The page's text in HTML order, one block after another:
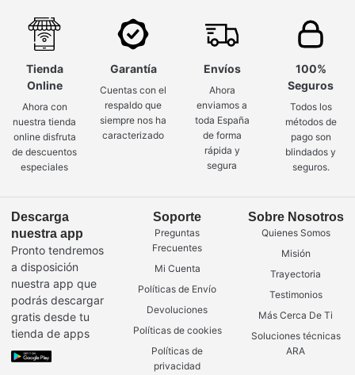
Tienda
Online
Ahora con
nuestra tienda
online disfruta
de descuentos
especiales
Garantía
Cuentas con el
respaldo que
siempre nos ha
caracterizado
Envíos
Ahora
enviamos a
toda España
de forma
rápida y
segura
100%
Seguros
Todos los
métodos de
pago son
blindados y
seguros.
Descarga
nuestra app
Pronto tendremos
a disposición
nuestra app que
podrás descargar
gratis desde tu
tienda de apps
Soporte
Preguntas
Frecuentes
Mi Cuenta
Políticas de Envío
Devoluciones
Políticas de cookies
Políticas de
privacidad
Sobre Nosotros
Quienes Somos
Misión
Trayectoria
Testimonios
Más Cerca De Ti
Soluciones técnicas
ARA